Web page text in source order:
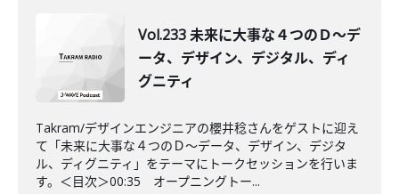
Vol.233 未来に大事な４つのＤ〜デ
ータ、デザイン、デジタル、ディ
グニティ
Takram/デザインエンジニアの櫻井稔さんをゲストに迎え
て「未来に大事な４つのＤ〜データ、デザイン、デジタ
ル、ディグニティ」をテーマにトークセッションを行いま
す。＜目次＞00:35 オープニングトー...